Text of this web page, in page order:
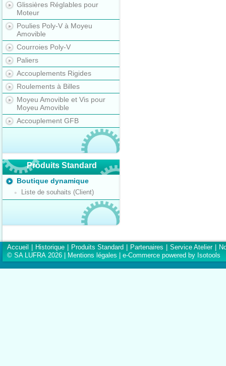
Glissières Réglables pour
Moteur
Poulies Poly-V à Moyeu
Amovible
Courroies Poly-V
Paliers
Accouplements Rigides
Roulements à Billes
Moyeu Amovible et Vis pour
Moyeu Amovible
Accouplement GFB
Produits Standard
Boutique dynamique
Liste de souhaits (Client)
Accueil Historique Produits Standard Partenaires Service Atelier
© SA LUFRA 2026 |
Mentions légales e-Commerce powered by Isotools